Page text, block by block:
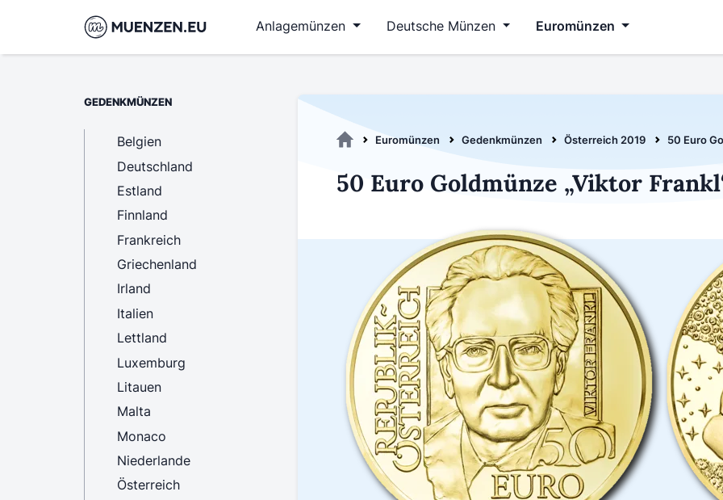
Anlagemünzen Deutsche Münzen Euromünzen
Euromünzen Gedenkmünzen Österreich 2019 50 Euro
50 Euro Goldmünze „Viktor
GEDENKMÜNZEN
Belgien
Deutschland
Estland
Finnland
Frankreich
Griechenland
Irland
Italien
Lettland
Luxemburg
Litauen
Malta
Monaco
Niederlande
Österreich